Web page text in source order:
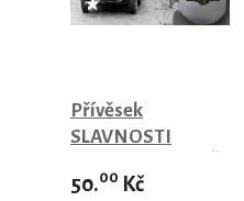
Přívěsek
SLAVNOSTI
- WILLYS JEEP
50.00 Kč